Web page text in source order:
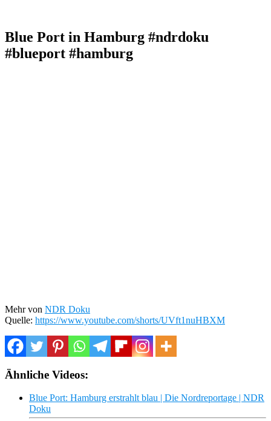
Blue Port in Hamburg #ndrdoku
#blueport #hamburg
Mehr von NDR Doku
Quelle: https://www.youtube.com/shorts/UVft1nuHBXM
Ähnliche Videos:
Blue Port: Hamburg erstrahlt blau | Die Nordreportage | NDR
Doku